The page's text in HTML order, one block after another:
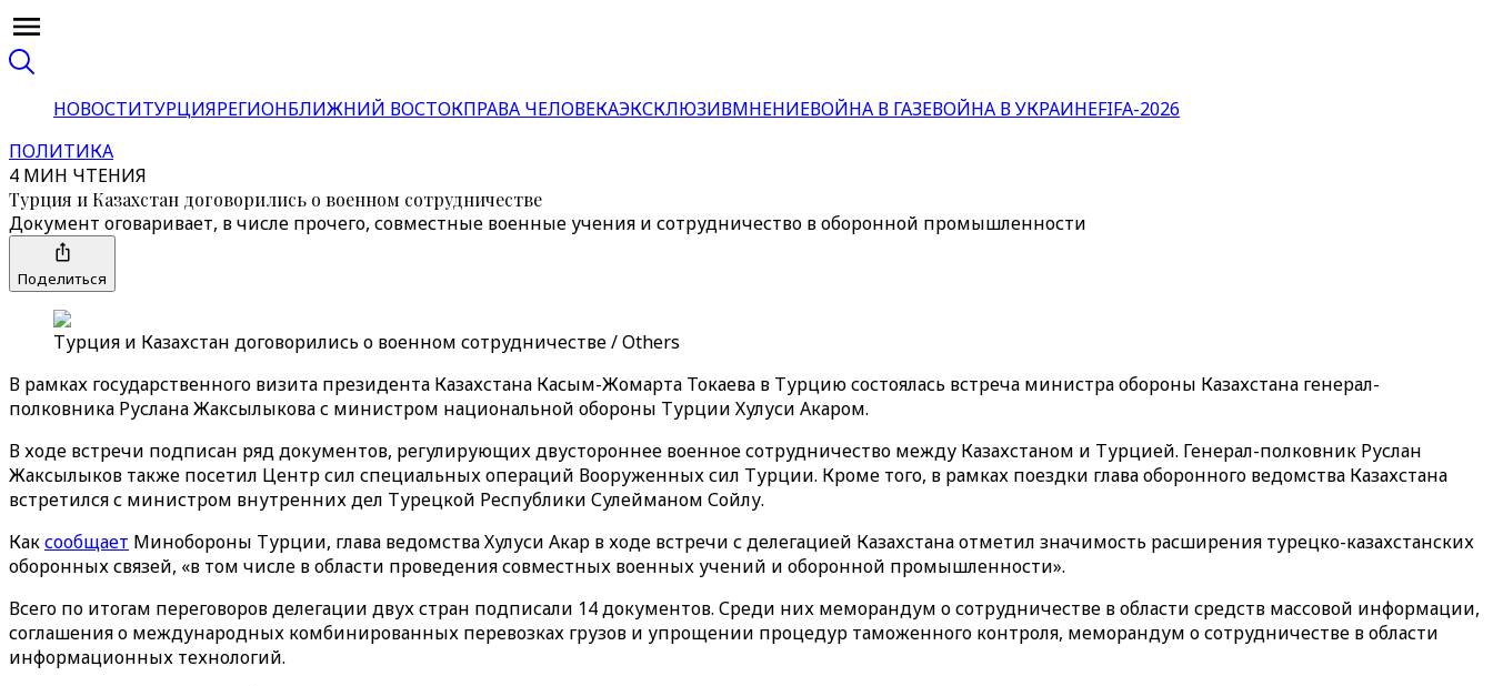
НОВОСТИТУРЦИЯРЕГИОНБЛИЖНИЙ ВОСТОКПРАВА ЧЕЛОВЕКАЭКСКЛЮЗИВМНЕНИЕВОЙНА В ГАЗЕВОЙНА В УКРАИНЕFIFA-2026
ПОЛИТИКА
4 МИН ЧТЕНИЯ
Турция и Казахстан договорились о военном сотрудничестве
Документ оговаривает, в числе прочего, совместные военные учения и сотрудничество в оборонной промышленности
Поделиться
Турция и Казахстан договорились о военном сотрудничестве / Others
В рамках государственного визита президента Казахстана Касым-Жомарта Токаева в Турцию состоялась встреча министра обороны Казахстана генерал-
полковника Руслана Жаксылыкова с министром национальной обороны Турции Хулуси Акаром.
В ходе встречи подписан ряд документов, регулирующих двустороннее военное сотрудничество между Казахстаном и Турцией. Генерал-полковник Руслан
Жаксылыков также посетил Центр сил специальных операций Вооруженных сил Турции. Кроме того, в рамках поездки глава оборонного ведомства Казахстана
встретился с министром внутренних дел Турецкой Республики Сулейманом Сойлу.
Каксообщает Минобороны Турции, глава ведомства Хулуси Акар в ходе встречи с делегацией Казахстана отметил значимость расширения турецко-казахстанских
оборонных связей, «в том числе в области проведения совместных военных учений и оборонной промышленности».
Всего по итогам переговоров делегации двух стран подписали 14 документов. Среди них меморандум о сотрудничестве в области средств массовой информации,
соглашения о международных комбинированных перевозках грузов и упрощении процедур таможенного контроля, меморандум о сотрудничестве в области
информационных технологий.